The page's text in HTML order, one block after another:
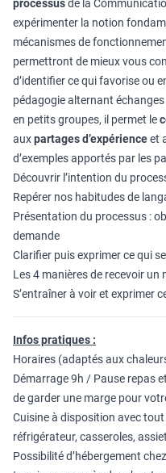
processusde la
expérimenter la notion
mécanismes de
permettront de mieux vous
d’identifier ce qui favorise ou
pédagogie alternant
en petits groupes, il permet le
auxpartages d’expérienceet
d’exemples apportés par les
Découvrir l’intention du
Repérer nos habitudes de
Présentation du processus :
demande
Clarifier puis exprimer ce qui
Les 4 manières de recevoir un
S’entraîner à voir et exprimer
Infos pratiques :
Horaires (adaptés aux
Démarrage 9h / Pause repas
de garder une marge pour
Cuisine à disposition avec
réfrigérateur, casseroles,
Possibilité d’hébergement